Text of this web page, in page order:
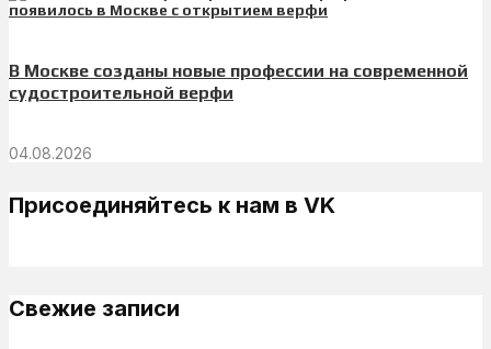
В Москве созданы новые профессии на современной
судостроительной верфи
04.08.2026
Присоединяйтесь к нам в VK
Свежие записи